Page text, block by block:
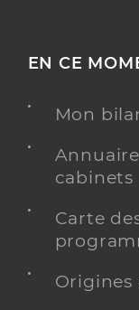
EN CE
Mon
cabinets
Carte
Origines